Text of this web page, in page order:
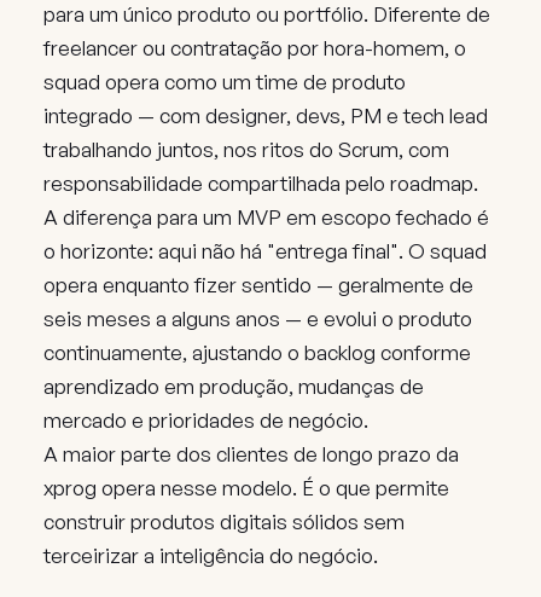
para um único produto ou portfólio. Diferente de
freelancer ou contratação por hora-homem, o
squad opera como um time de produto
integrado — com designer, devs, PM e tech lead
trabalhando juntos, nos ritos do Scrum, com
responsabilidade compartilhada pelo roadmap.
A diferença para um MVP em escopo fechado é
o horizonte: aqui não há "entrega final". O squad
opera enquanto fizer sentido — geralmente de
seis meses a alguns anos — e evolui o produto
continuamente, ajustando o backlog conforme
aprendizado em produção, mudanças de
mercado e prioridades de negócio.
A maior parte dos clientes de longo prazo da
xprog opera nesse modelo. É o que permite
construir produtos digitais sólidos sem
terceirizar a inteligência do negócio.